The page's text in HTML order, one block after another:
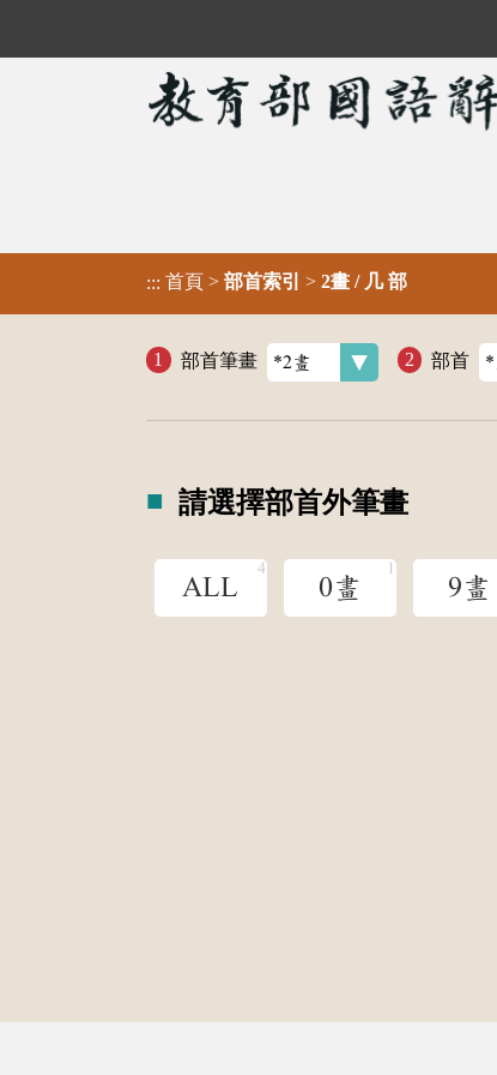
::: 首頁 > 部首索引 > 2畫 / 几 部
部首筆畫 部首
請選擇部首外筆畫
ALL 0畫 9畫